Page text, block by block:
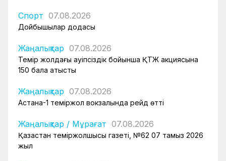
Спорт 07.08.2026
Дойбышылар додасы
Жаңалықтар 07.08.2026
Темір жолдағы қауіпсіздік бойынша ҚТЖ акциясына
150 бала қатысты
Жаңалықтар 07.08.2026
Астана-1 теміржол вокзалында рейд өтті
Жаңалықтар / Мұрағат 07.08.2026
Қазақстан теміржолшысы газеті, №62 07 тамыз 2026
жыл